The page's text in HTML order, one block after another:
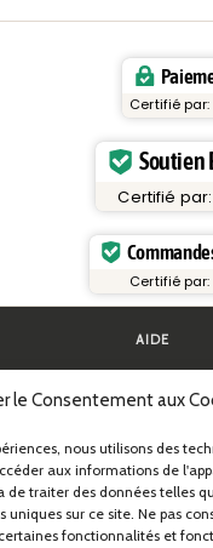
le Consentement aux
nous utilisons des
aux informations de
de traiter des données telles
sur ce site. Ne pas
fonctionnalités et
Certifié par:
Soutien
Certifié par:
Certifié par:
AIDE
Infos
Retours